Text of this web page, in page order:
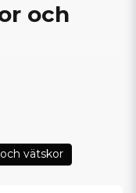
och
av
och
mopedbil, A-traktor
hos oss – alltid med
sedan 1899
vätskor